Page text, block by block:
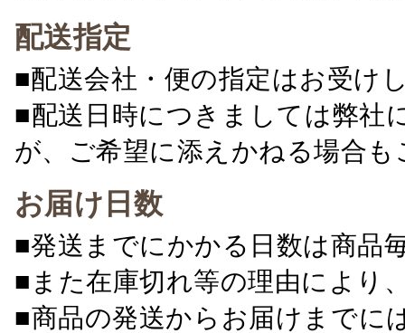
配送指定
■配送会社・便の指定はお受け
■配送日時につきましては弊社
が、ご希望に添えかねる場合
お届け日数
■発送までにかかる日数は商品
■また在庫切れ等の理由により
■商品の発送からお届けまでに